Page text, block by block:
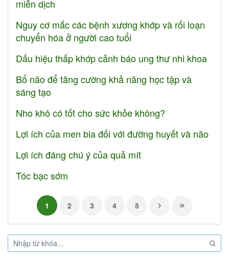
miễn dịch
Nguy cơ mắc các bệnh xương khớp và rối loạn
chuyển hóa ở người cao tuổi
Dấu hiệu thấp khớp cảnh báo ung thư nhi khoa
Bổ não để tăng cường khả năng học tập và
sáng tạo
Nho khô có tốt cho sức khỏe không?
Lợi ích của men bia đối với đường huyết và não
Lợi ích đáng chú ý của quả mít
Tóc bạc sớm
1 2 3 4 5